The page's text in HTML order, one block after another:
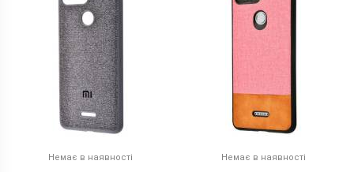
Немає в наявності Немає в наявності